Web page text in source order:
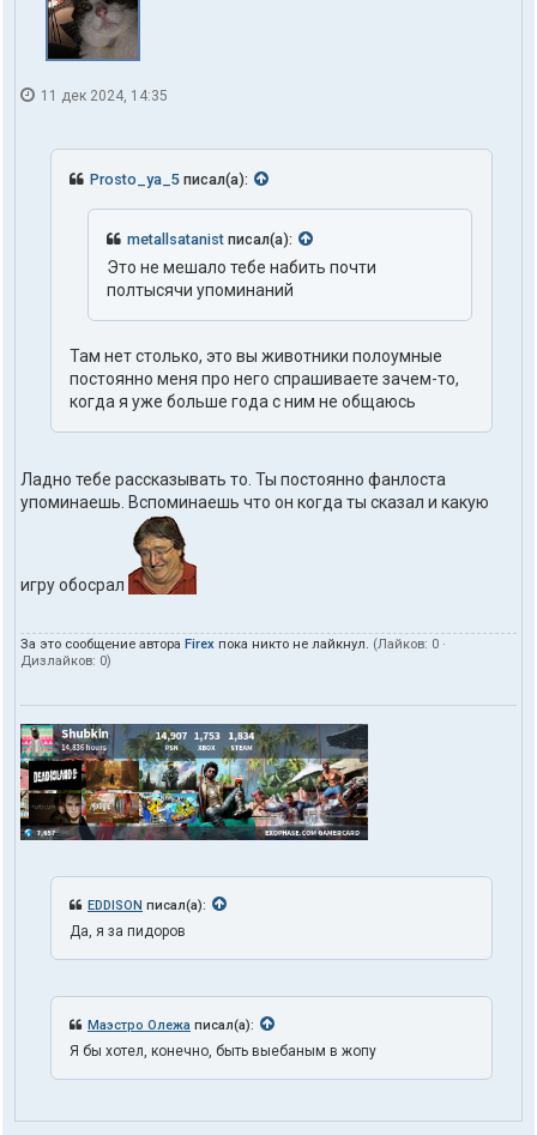
11 дек 2024, 14:35
Prosto_ya_5 писал(а):
metallsatanist писал(а):
Это не мешало тебе набить почти
полтысячи упоминаний
Там нет столько, это вы животники полоумные
постоянно меня про него спрашиваете зачем-то,
когда я уже больше года с ним не общаюсь
Ладно тебе рассказывать то. Ты постоянно фанлоста
упоминаешь. Вспоминаешь что он когда ты сказал и какую
игру обосрал
За это сообщение автора Firex пока никто не лайкнул. (Лайков: 0 ·
Дизлайков: 0)
EDDISON писал(а):
Да, я за пидоров
Маэстро Олежа писал(а):
Я бы хотел, конечно, быть выебаным в жопу